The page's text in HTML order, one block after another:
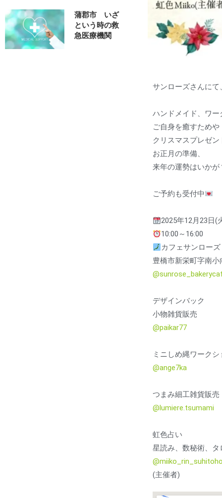
サンローズさんに
ハンドメイド、ワー
ご自身を癒すためや
クリスマスプレゼン
お正月の準備、
来年の運勢はいかが
ご予約も受付中
2025年12月23日(
10:00～16:00
カフェサンローズ
豊橋市新栄町字南小
デザインバック
小物雑貨販売
@paikar77
ミニしめ縄ワークシ
@ange7ka
つまみ細工雑貨販売
@lumiere.tsumami
虹色占い
星読み、数秘術、タ
(主催者)
蒲郡市 いざ
という時の救
急医療機関